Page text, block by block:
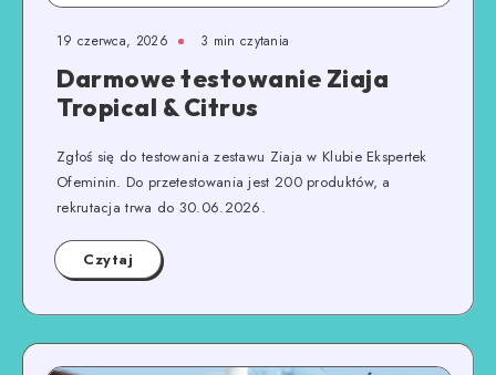
19 czerwca, 2026 3 min czytania
Darmowe testowanie Ziaja
Tropical & Citrus
Zgłoś się do testowania zestawu Ziaja w Klubie Ekspertek
Ofeminin. Do przetestowania jest 200 produktów, a
rekrutacja trwa do 30.06.2026.
Czytaj